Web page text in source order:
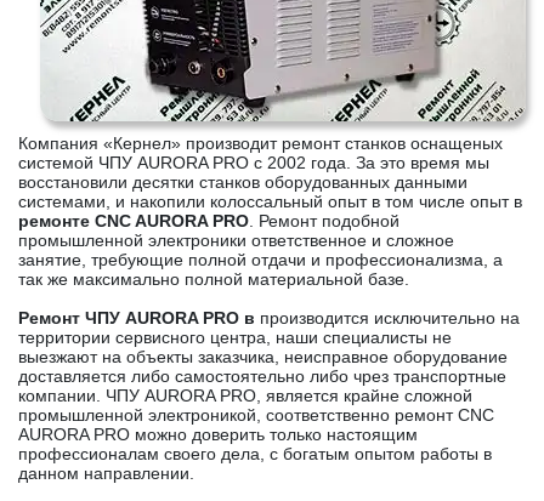
Компания «Кернел» производит ремонт станков оснащеных
системой ЧПУ AURORA PRO с 2002 года. За это время мы
восстановили десятки станков оборудованных данными
системами, и накопили колоссальный опыт в том числе опыт в
ремонте CNC AURORA PRO . Ремонт подобной
промышленной электроники ответственное и сложное
занятие, требующие полной отдачи и профессионализма, а
так же максимально полной материальной базе.
Ремонт ЧПУ AURORA PRO в производится исключительно на
территории сервисного центра, наши специалисты не
выезжают на объекты заказчика, неисправное оборудование
доставляется либо самостоятельно либо чрез транспортные
компании. ЧПУ AURORA PRO, является крайне сложной
промышленной электроникой, соответственно ремонт CNC
AURORA PRO можно доверить только настоящим
профессионалам своего дела, с богатым опытом работы в
данном направлении.